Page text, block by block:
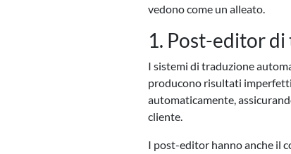
vedono come un alleato.
1. Post-editor
I sistemi di traduzione
producono risultati
automaticamente,
cliente.
I post-editor hanno anche il